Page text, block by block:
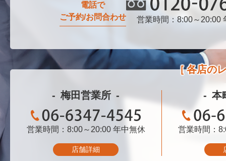
電話で
ご予約/お問合わせ
0120-076-750
営業時間：8:00～20:00
各店の
梅田営業所
06-6347-4545
営業時間：8:00～20:00 年中無休
店舗詳細
本
営業時間：